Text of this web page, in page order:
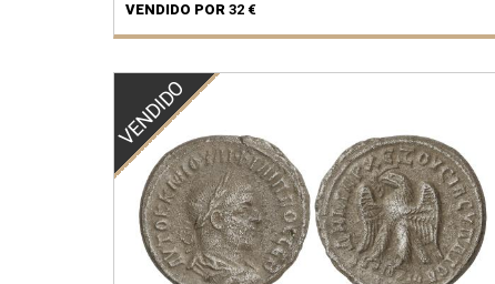
VENDIDO POR 32 €
VENDIDO